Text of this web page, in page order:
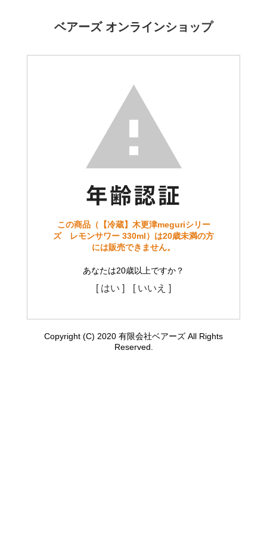
ベアーズ オンラインショップ
この商品（【冷蔵】木更津meguriシリー
ズ レモンサワー 330ml）は20歳未満の方
には販売できません。
あなたは20歳以上ですか？
[ はい ] [ いいえ ]
Copyright (C) 2020 有限会社ベアーズ All Rights
Reserved.